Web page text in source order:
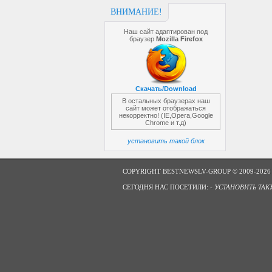
ВНИМАНИЕ!
Наш сайт адаптирован под
браузер Mozilla Firefox
Скачать/Download
В остальных браузерах наш
сайт может отображаться
некорректно! (IE,Opera,Google
Chrome и т.д)
установить такой блок
COPYRIGHT BESTNEWSLV-GROUP © 2009-2026
СЕГОДНЯ НАС ПОСЕТИЛИ: - УСТАНОВИТЬ